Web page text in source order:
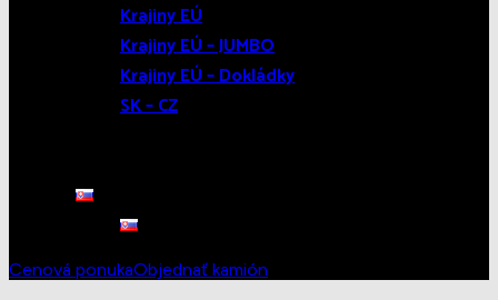
Krajiny EÚ
Krajiny EÚ – JUMBO
Krajiny EÚ – Dokládky
SK – CZ
Cenová ponukaObjednať kamión